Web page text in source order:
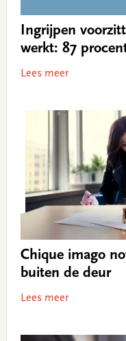
Ingrijpen
werkt: 87
Lees meer
Chique imago
buiten de deur
Lees meer